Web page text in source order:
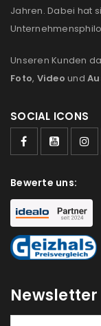
Jahren. Dabei hat
Unseren Kunden
Foto, Video und
SOCIAL ICONS
Bewerte uns:
Newsletter